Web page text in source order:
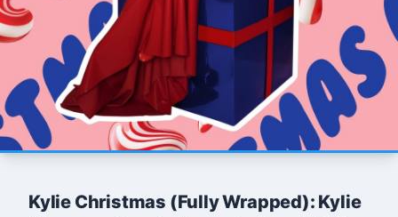
Kylie Christmas (Fully Wrapped): Kylie